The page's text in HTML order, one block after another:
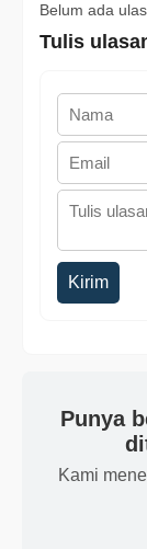
Belum ada
Tulis
Kirim
Punya
Kami